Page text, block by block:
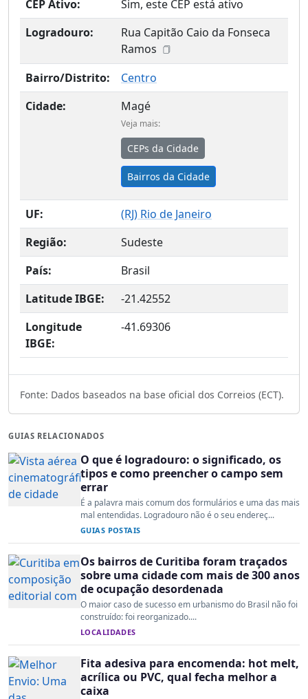
CEP Ativo:
Sim, este CEP está ativo
Logradouro:
Rua Capitão Caio da Fonseca
Ramos
Bairro/Distrito:
Centro
Cidade:
Magé
Veja mais:
CEPs da Cidade
Bairros da Cidade
UF: (RJ) Rio de Janeiro
Região:
Sudeste
País:
Brasil
Latitude IBGE:
-21.42552
Longitude
IBGE:
-41.69306
Fonte: Dados baseados na base oficial dos Correios (ECT).
GUIAS RELACIONADOS
O que é logradouro: o significado, os
tipos e como preencher o campo sem
errar
É a palavra mais comum dos formulários e uma das mais
mal entendidas. Logradouro não é o seu endereç...
GUIAS POSTAIS
Os bairros de Curitiba foram traçados
sobre uma cidade com mais de 300 anos
de ocupação desordenada
O maior caso de sucesso em urbanismo do Brasil não foi
construído: foi reorganizado....
LOCALIDADES
Fita adesiva para encomenda: hot melt,
acrílica ou PVC, qual fecha melhor a
caixa